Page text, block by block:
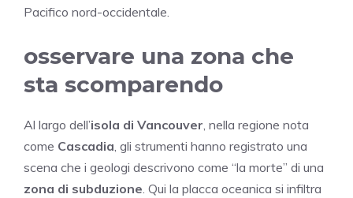
Pacifico nord-occidentale.
osservare una zona che
sta scomparendo
Al largo dell’isola di Vancouver, nella regione nota
come Cascadia, gli strumenti hanno registrato una
scena che i geologi descrivono come “la morte” di una
zona di subduzione. Qui la placca oceanica si infiltra